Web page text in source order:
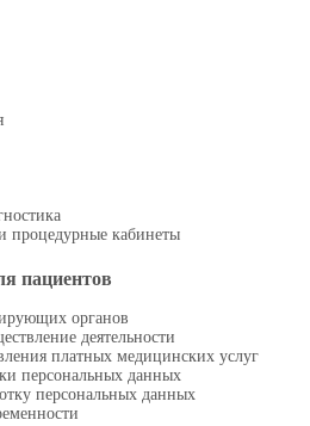
процедурные кабинеты
пациентов
органов
деятельности
платных медицинских услуг
персональных данных
персональных данных